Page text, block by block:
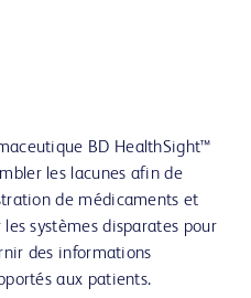
BD HealthSight™
les lacunes afin de
de médicaments et
systèmes disparates pour
des informations
aux patients.